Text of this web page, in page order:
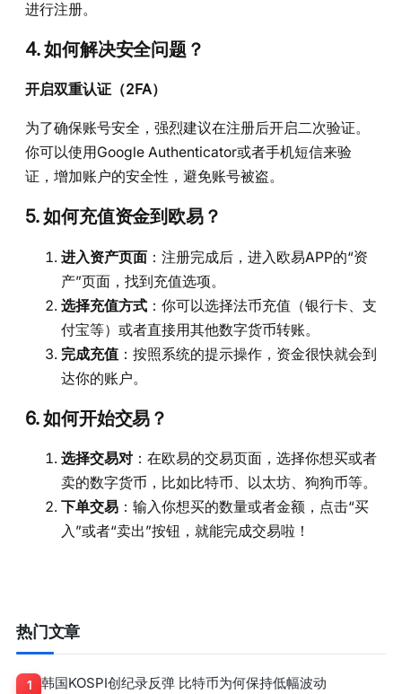
进行注册。
4. 如何解决安全问题？
开启双重认证（2FA）
为了确保账号安全，强烈建议在注册后开启二次验证。
你可以使用Google Authenticator或者手机短信来验
证，增加账户的安全性，避免账号被盗。
5. 如何充值资金到欧易？
进入资产页面 ：注册完成后，进入欧易APP的“资
产”页面，找到充值选项。
选择充值方式 ：你可以选择法币充值（银行卡、支
付宝等）或者直接用其他数字货币转账。
完成充值 ：按照系统的提示操作，资金很快就会到
达你的账户。
6. 如何开始交易？
选择交易对 ：在欧易的交易页面，选择你想买或者
卖的数字货币，比如比特币、以太坊、狗狗币等。
下单交易 ：输入你想买的数量或者金额，点击“买
入”或者“卖出”按钮，就能完成交易啦！
热门文章
1 韩国KOSPI创纪录反弹 比特币为何保持低幅波动